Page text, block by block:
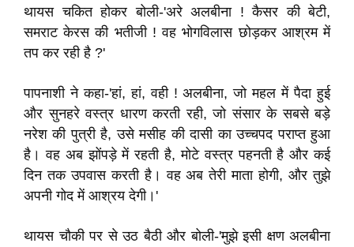
थायस चकित होकर बोली-'अरे अलबीना ! कैसर की बेटी,
समराट केरस की भतीजी ! वह भोगविलास छोड़कर आश्रम में
तप कर रही है ?'
पापनाशी ने कहा-'हां, हां, वही ! अलबीना, जो महल में पैदा हुई
और सुनहरे वस्त्र धारण करती रही, जो संसार के सबसे बड़े
नरेश की पुत्री है, उसे मसीह की दासी का उच्चपद पराप्त हुआ
है। वह अब झोंपड़े में रहती है, मोटे वस्त्र पहनती है और कई
दिन तक उपवास करती है। वह अब तेरी माता होगी, और तुझे
अपनी गोद में आश्रय देगी।'
थायस चौकी पर से उठ बैठी और बोली-'मुझे इसी क्षण अलबीना